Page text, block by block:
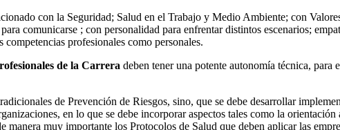
con la Seguridad; Salud en el Trabajo y Medio Ambiente; con
comunicarse ; con personalidad para enfrentar distintos escenarios;
profesionales como personales.
de la Carrera deben tener una potente autonomía técnica,
de Prevención de Riesgos, sino, que se debe desarrollar
en lo que se debe incorporar aspectos tales como la
muy importante los Protocolos de Salud que deben aplicar las